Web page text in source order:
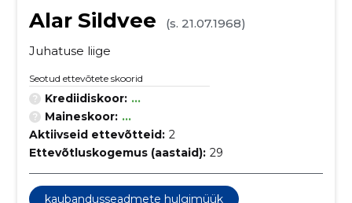
Alar Sildvee
(s. 21.07.1968)
Juhatuse liige
Seotud ettevõtete skoorid
Krediidiskoor: ...
Maineskoor: ...
Aktiivseid ettevõtteid: 2
Ettevõtluskogemus (aastaid): 29
kaubandusseadmete hulgimüük